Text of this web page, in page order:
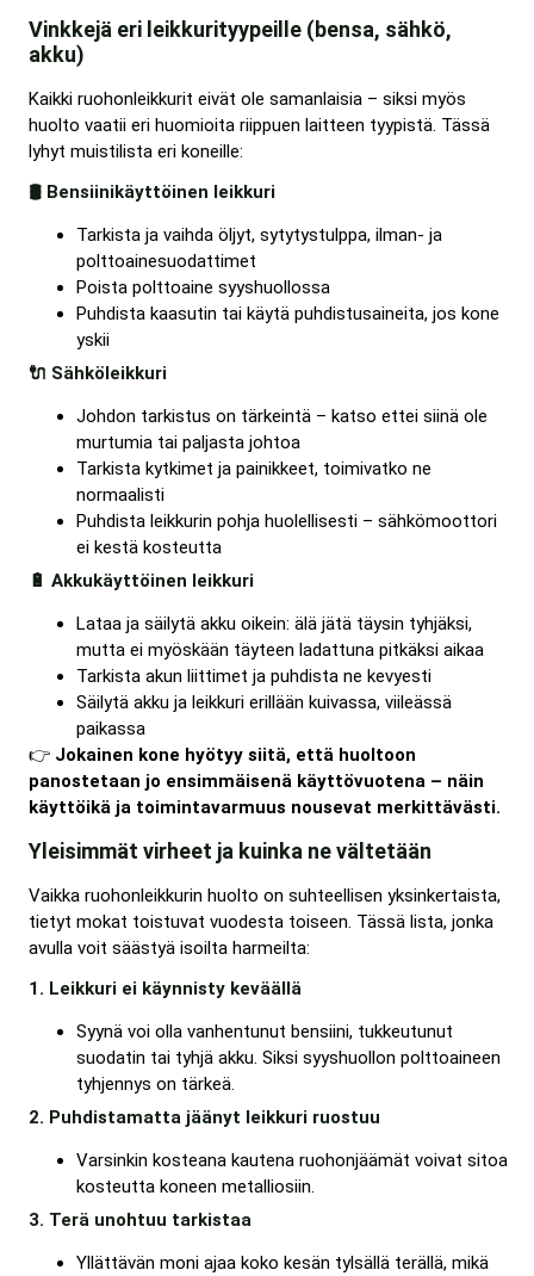
Vinkkejä eri leikkurityypeille (bensa, sähkö,
akku)
Kaikki ruohonleikkurit eivät ole samanlaisia – siksi myös
huolto vaatii eri huomioita riippuen laitteen tyypistä. Tässä
lyhyt muistilista eri koneille:
🛢️ Bensiinikäyttöinen leikkuri
Tarkista ja vaihda öljyt, sytytystulppa, ilman- ja
polttoainesuodattimet
Poista polttoaine syyshuollossa
Puhdista kaasutin tai käytä puhdistusaineita, jos kone
yskii
🔌 Sähköleikkuri
Johdon tarkistus on tärkeintä – katso ettei siinä ole
murtumia tai paljasta johtoa
Tarkista kytkimet ja painikkeet, toimivatko ne
normaalisti
Puhdista leikkurin pohja huolellisesti – sähkömoottori
ei kestä kosteutta
🔋 Akkukäyttöinen leikkuri
Lataa ja säilytä akku oikein: älä jätä täysin tyhjäksi,
mutta ei myöskään täyteen ladattuna pitkäksi aikaa
Tarkista akun liittimet ja puhdista ne kevyesti
Säilytä akku ja leikkuri erillään kuivassa, viileässä
paikassa
👉 Jokainen kone hyötyy siitä, että huoltoon
panostetaan jo ensimmäisenä käyttövuotena – näin
käyttöikä ja toimintavarmuus nousevat merkittävästi.
Yleisimmät virheet ja kuinka ne vältetään
Vaikka ruohonleikkurin huolto on suhteellisen yksinkertaista,
tietyt mokat toistuvat vuodesta toiseen. Tässä lista, jonka
avulla voit säästyä isoilta harmeilta:
1. Leikkuri ei käynnisty keväällä
Syynä voi olla vanhentunut bensiini, tukkeutunut
suodatin tai tyhjä akku. Siksi syyshuollon polttoaineen
tyhjennys on tärkeä.
2. Puhdistamatta jäänyt leikkuri ruostuu
Varsinkin kosteana kautena ruohonjäämät voivat sitoa
kosteutta koneen metalliosiin.
3. Terä unohtuu tarkistaa
Yllättävän moni ajaa koko kesän tylsällä terällä, mikä